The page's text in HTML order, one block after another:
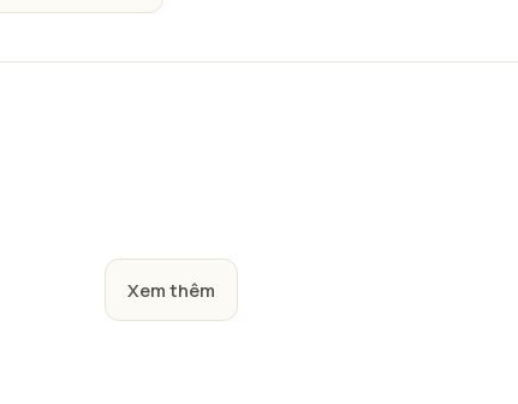
Xem thêm